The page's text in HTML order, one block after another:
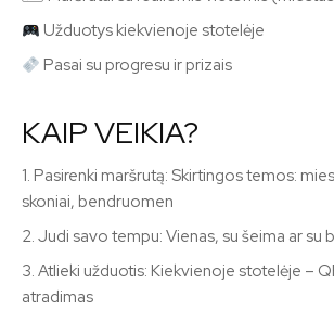
Užduotys kiekvienoje stotelėje
Pasai su progresu ir prizais
KAIP VEIKIA?
1. Pasirenki maršrutą: Skirtingos temos:
skoniai, bendruomen
2. Judi savo tempu: Vienas, su šeima ar su
3. Atlieki užduotis: Kiekvienoje stotelėje –
atradimas